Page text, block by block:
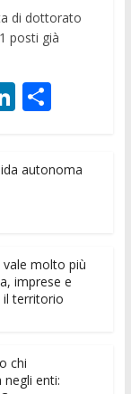
di dottorato
posti già
Li
e
C
di
autonoma
vale molto più
imprese e
il territorio
chi
negli enti: